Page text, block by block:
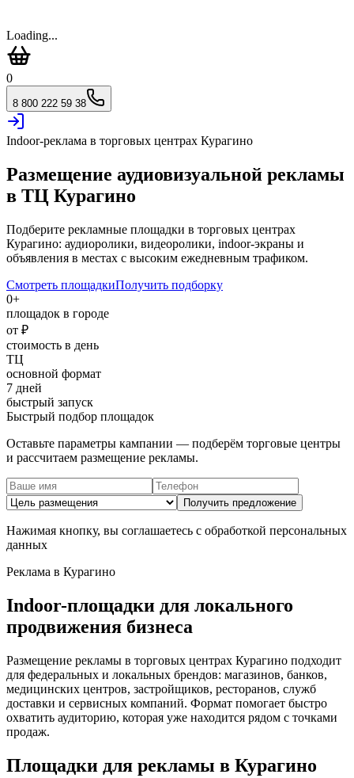
Loading...
0
8 800 222 59 38
Indoor-реклама в торговых центрах Курагино
Размещение аудиовизуальной рекламы
в ТЦ Курагино
Подберите рекламные площадки в торговых центрах
Курагино: аудиоролики, видеоролики, indoor-экраны и
объявления в местах с высоким ежедневным трафиком.
Смотреть площадкиПолучить подборку
0+
площадок в городе
от ₽
стоимость в день
ТЦ
основной формат
7 дней
быстрый запуск
Быстрый подбор площадок
Оставьте параметры кампании — подберём торговые центры
и рассчитаем размещение рекламы.
Получить предложение
Нажимая кнопку, вы соглашаетесь с обработкой персональных
данных
Реклама в Курагино
Indoor-площадки для локального
продвижения бизнеса
Размещение рекламы в торговых центрах Курагино подходит
для федеральных и локальных брендов: магазинов, банков,
медицинских центров, застройщиков, ресторанов, служб
доставки и сервисных компаний. Формат помогает быстро
охватить аудиторию, которая уже находится рядом с точками
продаж.
Площадки для рекламы в Курагино